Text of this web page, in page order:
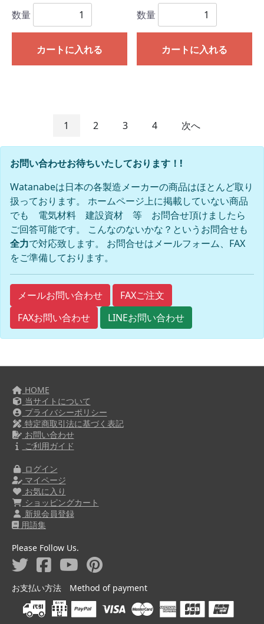
数量
カートに入れる
数量
カートに入れる
1 2 3 4 次へ
お問い合わせお待ちいたしております！!
Watanabeは日本の各製造メーカーの商品はほとんど取り
扱っております。 ホームページ上に掲載していない商品
でも 電気材料 建設資材 等 お問合せ頂けましたら
ご回答可能です。 こんなのないかな？というお問合せも
全力で対応致します。 お問合せはメールフォーム、FAX
をご準備しております。
メールお問い合わせ
FAXご注文
FAXお問い合わせ
LINEお問い合わせ
HOME
当サイトについて
プライバシーポリシー
特定商取引法に基づく表記
お問い合わせ
ご利用ガイド
ログイン
マイページ
お気に入り
ショッピングカート
新規会員登録
用語集
Please Follow Us.
お支払い方法 Method of payment